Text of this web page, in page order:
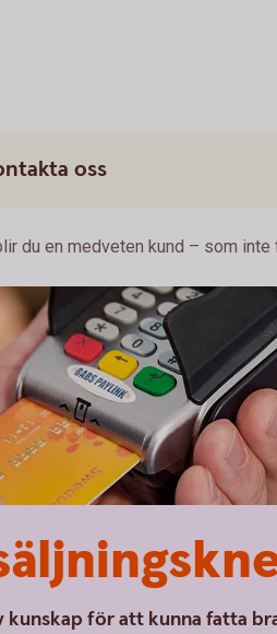
oss
du en medveten kund – som
för att kunna fatta